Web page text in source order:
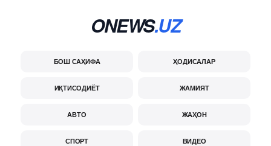
ONEWS.UZ
БОШ САҲИФА ҲОДИСАЛАР
ИҚТИСОДИЁТ ЖАМИЯТ
АВТО ЖАҲОН
СПОРТ ВИДЕО